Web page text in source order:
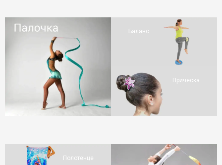
Баланс
Прическа
Полотенце